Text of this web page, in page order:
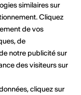
similaires sur
Cliquez
de vos
de
notre publicité sur
des visiteurs sur
cliquez sur